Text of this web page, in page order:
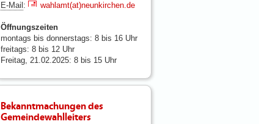
E-Mail : wahlamt(at)neunkirchen.de
Öffnungszeiten
montags bis donnerstags: 8 bis 16 Uhr
freitags: 8 bis 12 Uhr
Freitag, 21.02.2025: 8 bis 15 Uhr
Bekanntmachungen des
Gemeindewahlleiters